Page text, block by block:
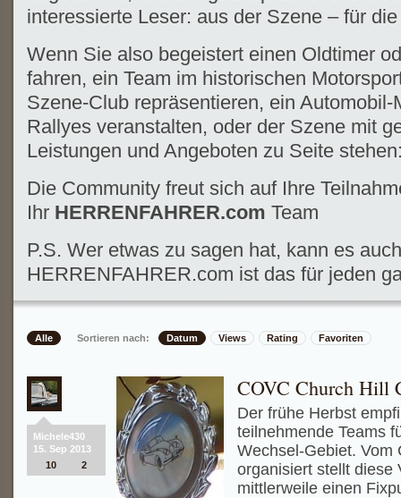
interessierte Leser: aus der Szene – für
Wenn Sie also begeistert einen Oldtimer
fahren, ein Team im historischen
Szene-Club repräsentieren, ein Automobil-
Rallyes veranstalten, oder der Szene mit
Leistungen und Angeboten zu Seite
Die Community freut sich auf Ihre
Ihr HERRENFAHRER.com Team
P.S. Wer etwas zu sagen hat, kann es
HERRENFAHRER.com ist das für jeden
Alle Sortieren nach: Datum Views Rating Favoriten
Michele430
15. Sep 2013
10
2
COVC Church Hill
Der frühe Herbst
teilnehmende Teams
Wechsel-Gebiet. Vom
organisiert stellt diese
mittlerweile einen